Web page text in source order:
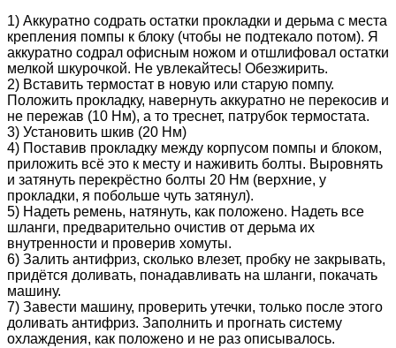
1) Аккуратно содрать остатки прокладки и дерьма с места
крепления помпы к блоку (чтобы не подтекало потом). Я
аккуратно содрал офисным ножом и отшлифовал остатки
мелкой шкурочкой. Не увлекайтесь! Обезжирить.
2) Вставить термостат в новую или старую помпу.
Положить прокладку, навернуть аккуратно не перекосив и
не пережав (10 Нм), а то треснет, патрубок термостата.
3) Установить шкив (20 Нм)
4) Поставив прокладку между корпусом помпы и блоком,
приложить всё это к месту и наживить болты. Выровнять
и затянуть перекрёстно болты 20 Нм (верхние, у
прокладки, я побольше чуть затянул).
5) Надеть ремень, натянуть, как положено. Надеть все
шланги, предварительно очистив от дерьма их
внутренности и проверив хомуты.
6) Залить антифриз, сколько влезет, пробку не закрывать,
придётся доливать, понадавливать на шланги, покачать
машину.
7) Завести машину, проверить утечки, только после этого
доливать антифриз. Заполнить и прогнать систему
охлаждения, как положено и не раз описывалось.